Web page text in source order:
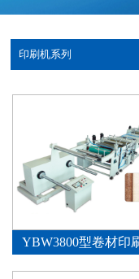
印刷机系列
YBW3800型卷材印